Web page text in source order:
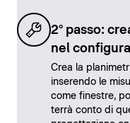
2° passo:
nel
Crea la
inserendo le
come finestre,
terrà conto di